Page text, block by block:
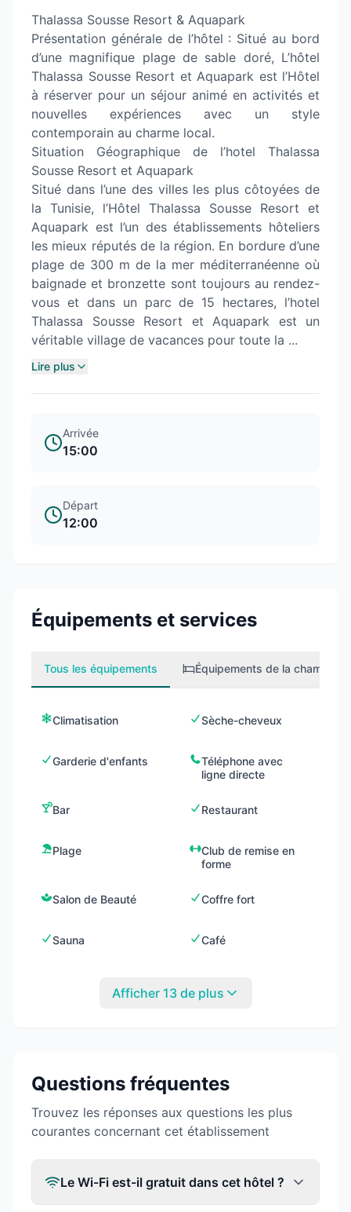
Thalassa Sousse Resort & Aquapark
Présentation générale de l’hôtel : Situé au bord
d’une magnifique plage de sable doré, L’hôtel
Thalassa Sousse Resort et Aquapark est l’Hôtel
à réserver pour un séjour animé en activités et
nouvelles expériences avec un style
contemporain au charme local.
Situation Géographique de l’hotel Thalassa
Sousse Resort et Aquapark
Situé dans l’une des villes les plus côtoyées de
la Tunisie, l’Hôtel Thalassa Sousse Resort et
Aquapark est l’un des établissements hôteliers
les mieux réputés de la région. En bordure d’une
plage de 300 m de la mer méditerranéenne où
baignade et bronzette sont toujours au rendez-
vous et dans un parc de 15 hectares, l’hotel
Thalassa Sousse Resort et Aquapark est un
véritable village de vacances pour toute la ...
Lire plus
Arrivée
15:00
Départ
12:00
Équipements et services
Tous les équipements Équipements de la chambre
Climatisation Sèche-cheveux
Garderie d'enfants
Téléphone avec
ligne directe
Bar Restaurant
Plage
Club de remise en
forme
Salon de Beauté Coffre fort
Sauna Café
Afficher 13 de plus
Questions fréquentes
Trouvez les réponses aux questions les plus
courantes concernant cet établissement
Le Wi-Fi est-il gratuit dans cet hôtel ?